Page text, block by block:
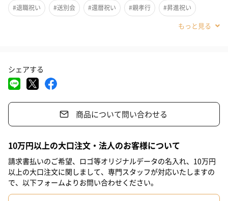
F21
H47
「Abbey horn（アビィ・ホーン）社」
#退職祝い #送別会 #還暦祝い #親孝行 #昇進祝い
#彼氏 #同僚男性
#夫 #男性
#60代 #70代 #80代 #90代
シェアする
商品について問い合わせる
10万円以上の大口注文・法人のお客様について
請求書払いのご希望、ロゴ等オリジナルデータの名入れ、10万円
以上の大口注文に関しまして、専門スタッフが対応いたしますの
で、以下フォームよりお問い合わせください。